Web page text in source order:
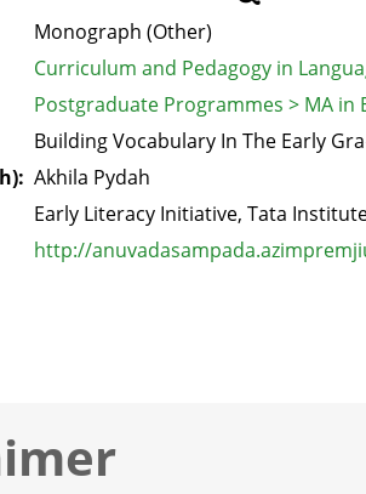
Monograph (Other)
Curriculum and Pedagogy in
Postgraduate Programmes > MA in
Building Vocabulary In The Early
Akhila Pydah
Early Literacy Initiative, Tata
http://